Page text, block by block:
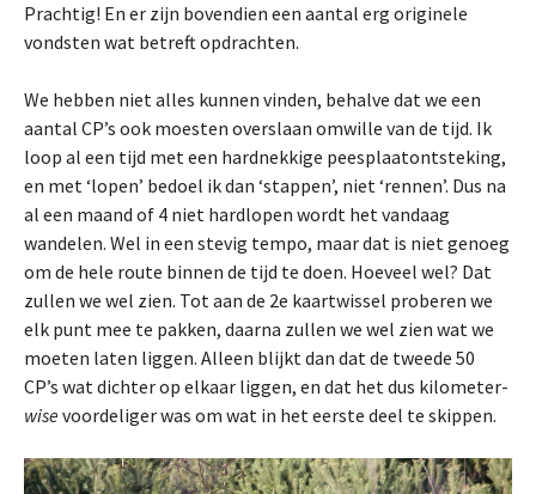
Prachtig! En er zijn bovendien een aantal erg originele
vondsten wat betreft opdrachten.
We hebben niet alles kunnen vinden, behalve dat we een
aantal CP’s ook moesten overslaan omwille van de tijd. Ik
loop al een tijd met een hardnekkige peesplaatontsteking,
en met ‘lopen’ bedoel ik dan ‘stappen’, niet ‘rennen’. Dus na
al een maand of 4 niet hardlopen wordt het vandaag
wandelen. Wel in een stevig tempo, maar dat is niet genoeg
om de hele route binnen de tijd te doen. Hoeveel wel? Dat
zullen we wel zien. Tot aan de 2e kaartwissel proberen we
elk punt mee te pakken, daarna zullen we wel zien wat we
moeten laten liggen. Alleen blijkt dan dat de tweede 50
CP’s wat dichter op elkaar liggen, en dat het dus kilometer-
wisevoordeliger was om wat in het eerste deel te skippen.